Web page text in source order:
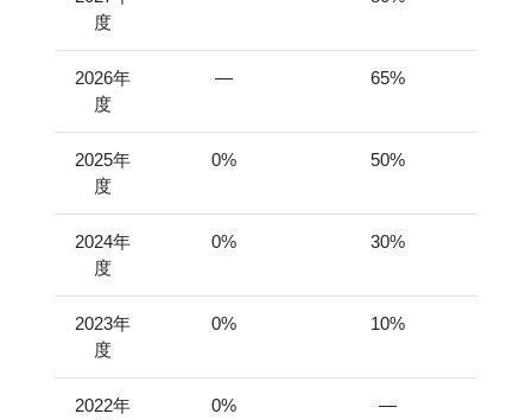
度
2026年
度
― 65%
2025年
度
0% 50%
2024年
度
0% 30%
2023年
度
0% 10%
2022年
0% ―